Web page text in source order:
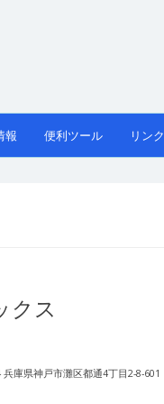
報 便利ツール リンク
クス
兵庫県神戸市灘区都通4丁目2-8-601